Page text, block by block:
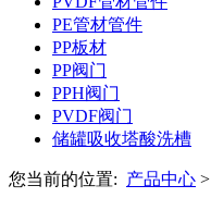
PE管材管件
PP板材
PP阀门
PPH阀门
PVDF阀门
储罐吸收塔酸洗槽
您当前的位置: 产品中心 >